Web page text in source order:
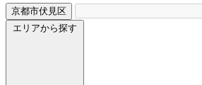
京都市伏見区
エリアから探す